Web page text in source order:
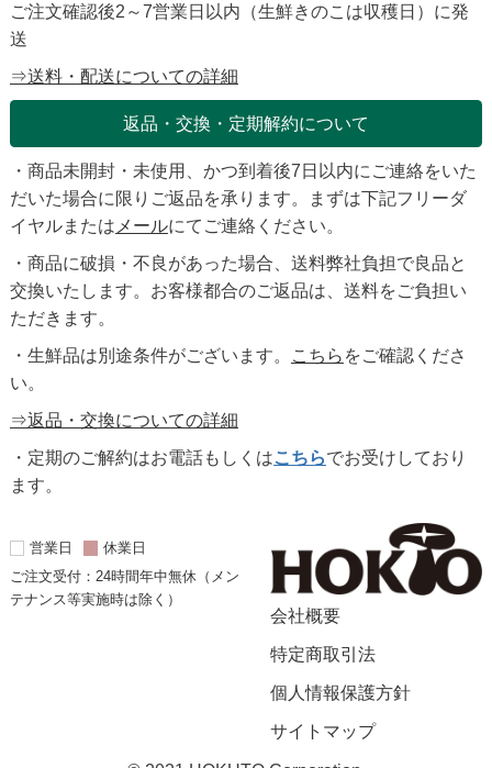
ご注文確認後2～7営業日以内（生鮮きのこは収穫日）に発
送
⇒送料・配送についての詳細
返品・交換・定期解約について
・商品未開封・未使用、かつ到着後7日以内にご連絡をいた
だいた場合に限りご返品を承ります。まずは下記フリーダ
イヤルまたは メールにてご連絡ください。
・商品に破損・不良があった場合、送料弊社負担で良品と
交換いたします。お客様都合のご返品は、送料をご負担い
ただきます。
・生鮮品は別途条件がございます。
こちら をご確認くださ
い。
⇒返品・交換についての詳細
・定期のご解約はお電話もしくはこちらでお受けしており
ます。
営業日
休業日
ご注文受付：24時間年中無休（メン
テナンス等実施時は除く）
会社概要
特定商取引法
個人情報保護方針
サイトマップ